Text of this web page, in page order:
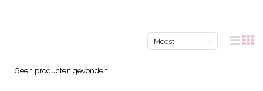
Meest
Geen producten gevonden!...